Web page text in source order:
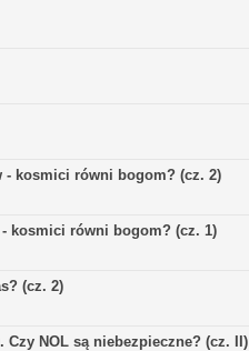
- kosmici równi bogom? (cz. 2)
kosmici równi bogom? (cz. 1)
(cz. 2)
NOL są niebezpieczne? (cz. II)